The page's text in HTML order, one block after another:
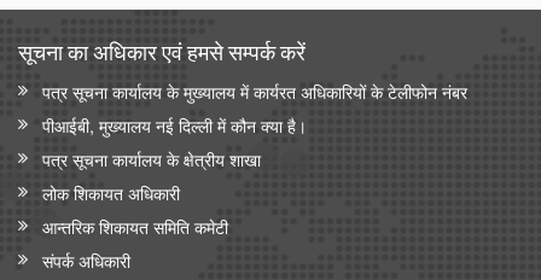
सूचना का अधिकार एवं हमसे सम्‍पर्क करें
पत्र सूचना कार्यालय के मुख्यालय में कार्यरत अधिकारियों के टेलीफोन नंबर
पीआईबी, मुख्यालय नई दिल्ली में कौन क्या है।
पत्र सूचना कार्यालय के क्षेत्रीय शाखा
लोक शिकायत अधिकारी
आन्‍तरिक शिकायत समिति कमेटी
संपर्क अधिकारी